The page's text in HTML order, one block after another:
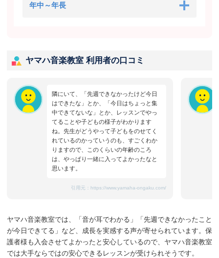
年中～年長
ヤマハ音楽教室 利用者の口コミ
隣にいて、「先週できなかったけど今日
はできたな」とか、「今日はちょっと集
中できてないな」とか、レッスンでやっ
てることや子どもの様子がわかります
ね。先生がどうやって子どもをのせてく
れているのかっていうのも、すごくわか
りますので、このくらいの年齢のころ
は、やっぱり一緒に入ってよかったなと
思います。
引用元： https://www.yamaha-ongaku.com/
ヤマハ音楽教室では、「音が耳でわかる」「先週できなかったこと
が今日できてる」など、成長を実感する声が寄せられています。保
護者様も入会させてよかったと安心しているので、ヤマハ音楽教室
では大手ならではの安心できるレッスンが受けられそうです。